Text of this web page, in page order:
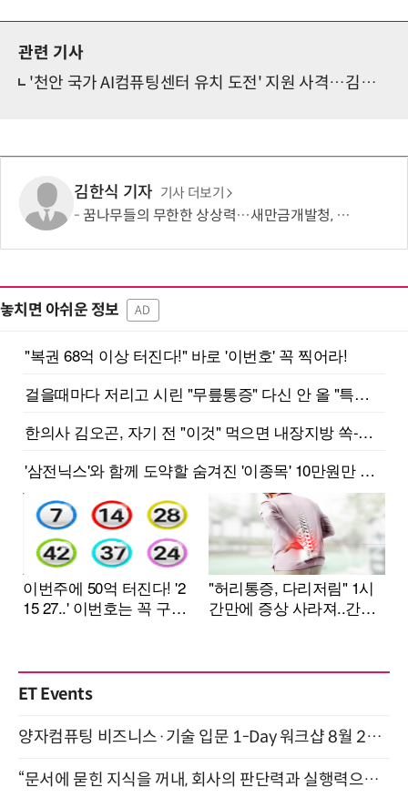
관련 기사
'천안 국가 AI컴퓨팅센터 유치 도전' 지원 사격…김태흠 지사 '충남 역량 결집' 강조
김한식 기자 기사 더보기
꿈나무들의 무한한 상상력…새만금개발청, '2026 새만금 가족사랑 그림그리기 대회' 성료
놓치면 아쉬운 정보 AD
ET Events
양자컴퓨팅 비즈니스·기술 입문 1-Day 워크샵 8월 28일 개최
“문서에 묻힌 지식을 꺼내, 회사의 판단력과 실행력으로 바꾸다” (8/20)